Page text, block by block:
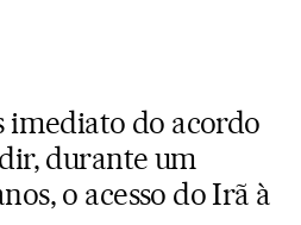
imediato do acordo
durante um
o acesso do Irã à